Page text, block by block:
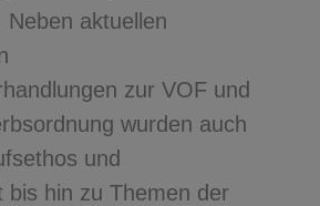
Neben aktuellen
zur VOF und
wurden auch
und
bis hin zu Themen der